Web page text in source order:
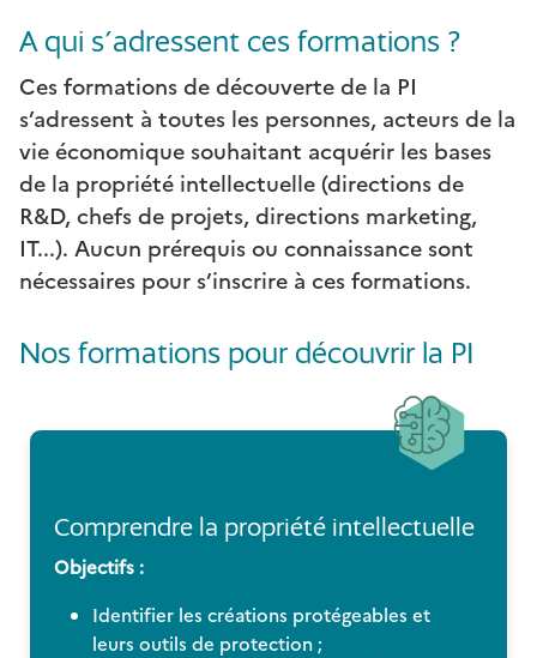
A qui s’adressent ces formations ?
Ces formations de découverte de la PI
s’adressent à toutes les personnes, acteurs de la
vie économique souhaitant acquérir les bases
de la propriété intellectuelle (directions de
R&D, chefs de projets, directions marketing,
IT...). Aucun prérequis ou connaissance sont
nécessaires pour s’inscrire à ces formations.
Nos formations pour découvrir la PI
Comprendre la propriété intellectuelle
Objectifs :
Identifier les créations protégeables et
leurs outils de protection ;